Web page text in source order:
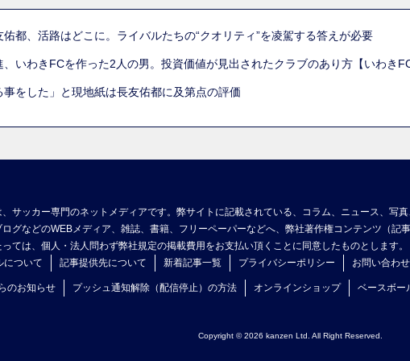
佑都、活路はどこに。ライバルたちの“クオリティ”を凌駕する答えが必要
、いわきFCを作った2人の男。投資価値が見出されたクラブのあり方【いわき
事をした」と現地紙は長友佑都に及第点の評価
、サッカー専門のネットメディアです。弊サイトに記載されている、コラム、ニュース、写
グなどのWEBメディア、雑誌、書籍、フリーペーパーなどへ、弊社著作権コンテンツ（
ては、個人・法人問わず弊社規定の掲載費用をお支払い頂くことに同意したものとします。
について
記事提供先について 新着記事一覧 プライバシーポリシー お問い合わせ
のお知らせ プッシュ通知解除（配信停止）の方法 オンラインショップ ベースボー
Copyright © 2026 kanzen Ltd. All Right Reserved.